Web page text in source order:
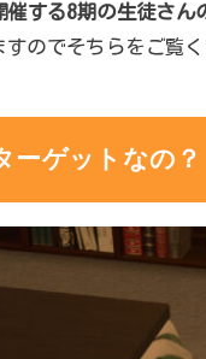
催する8期の生徒さん
のでそちらをご覧く
ーゲットなの？